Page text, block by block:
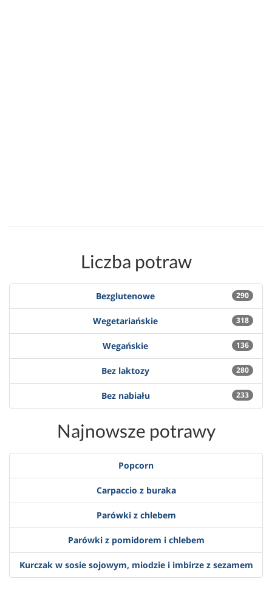
Liczba potraw
Bezglutenowe 290
Wegetariańskie 318
Wegańskie 136
Bez laktozy 280
Bez nabiału 233
Najnowsze potrawy
Popcorn
Carpaccio z buraka
Parówki z chlebem
Parówki z pomidorem i chlebem
Kurczak w sosie sojowym, miodzie i imbirze z sezamem